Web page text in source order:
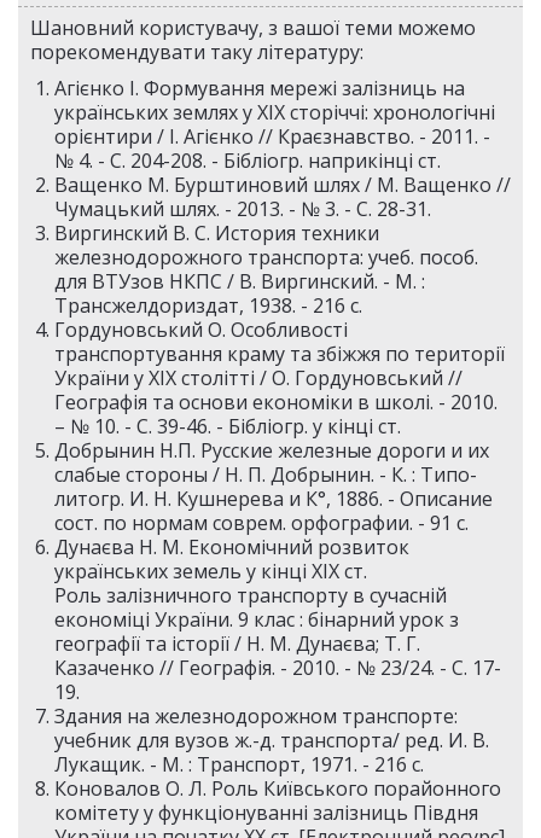
Шановний користувачу, з вашої теми можемо
порекомендувати таку літературу:
Агієнко І. Формування мережі залізниць на
українських землях у XIX сторіччі: хронологічні
орієнтири / І. Агієнко // Краєзнавство. - 2011. -
№ 4. - С. 204-208. - Бібліогр. наприкінці ст.
Ващенко М. Бурштиновий шлях / М. Ващенко //
Чумацький шлях. - 2013. - № 3. - С. 28-31.
Виргинский В. С. История техники
железнодорожного транспорта: учеб. пособ.
для ВТУзов НКПС / В. Виргинский. - М. :
Трансжелдориздат, 1938. - 216 c.
Гордуновський О. Особливості
транспортування краму та збіжжя по території
України у XIX столітті / О. Гордуновський //
Географія та основи економіки в школі. - 2010.
– № 10. - С. 39-46. - Бібліогр. у кінці ст.
Добрынин Н.П. Русские железные дороги и их
слабые стороны / Н. П. Добрынин. - К. : Типо-
литогр. И. Н. Кушнерева и К°, 1886. - Описание
сост. по нормам соврем. орфографии. - 91 с.
Дунаєва Н. М. Економічний розвиток
українських земель у кінці XIX ст.
Роль залізничного транспорту в сучасній
економіці України. 9 клас : бінарний урок з
географії та історії / Н. М. Дунаєва; Т. Г.
Казаченко // Географія. - 2010. - № 23/24. - С. 17-
19.
Здания на железнодорожном транспорте:
учебник для вузов ж.-д. транспорта/ ред. И. В.
Лукащик. - М. : Транспорт, 1971. - 216 c.
Коновалов О. Л. Роль Київського порайонного
комітету у функціонуванні залізниць Півдня